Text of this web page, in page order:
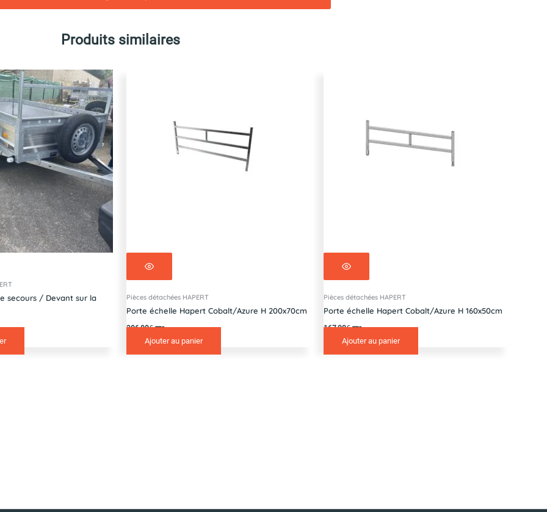
Produits similaires
secours / Devant sur la
Pièces détachées HAPERT
Porte échelle Hapert Cobalt/Azure H 200x70cm
306,00€ TTC
Ajouter au panier
Pièces détachées HAPERT
Porte échelle Hapert Cobalt/Azure H 160x50cm
167,00€ TTC
Ajouter au panier